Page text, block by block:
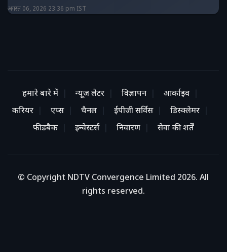
अगस्त 06, 2026 23:36 pm IST
हमारे बारे में न्यूज लेटर विज्ञापन
आर्काइव
करियर
एप्स चैनल ईपीजी सर्विस
डिस्क्लेमर
फीडबैक
इन्वेस्टर्स निवारण सेवा की शर्तें
© Copyright NDTV Convergence Limited 2026. All
rights reserved.